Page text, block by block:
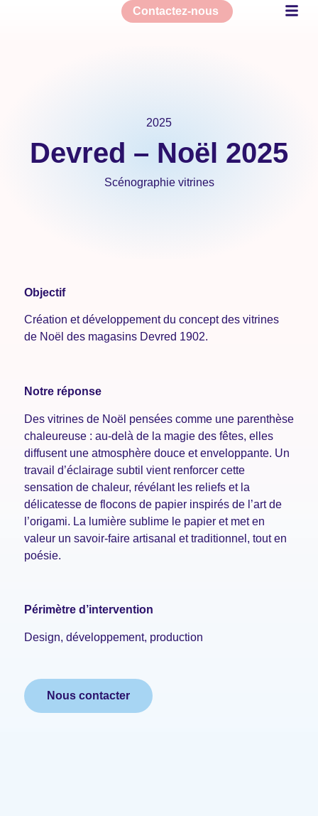
Contactez-nous
2025
Devred – Noël 2025
Scénographie vitrines
Objectif
Création et développement du concept des vitrines
de Noël des magasins Devred 1902.
Notre réponse
Des vitrines de Noël pensées comme une parenthèse
chaleureuse : au-delà de la magie des fêtes, elles
diffusent une atmosphère douce et enveloppante. Un
travail d’éclairage subtil vient renforcer cette
sensation de chaleur, révélant les reliefs et la
délicatesse de flocons de papier inspirés de l’art de
l’origami. La lumière sublime le papier et met en
valeur un savoir-faire artisanal et traditionnel, tout en
poésie.
Périmètre d’intervention
Design, développement, production
Nous contacter